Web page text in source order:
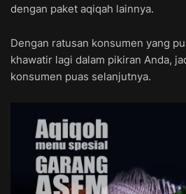
dengan paket aqiqah lainnya.
Dengan ratusan konsumen yang
khawatir lagi dalam pikiran Anda,
konsumen puas selanjutnya.